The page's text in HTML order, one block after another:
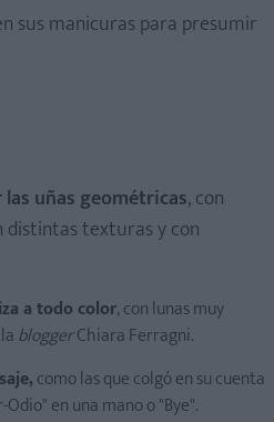
sus manicuras para presumir
uñas geométricas, con
distintas texturas y con
a todo color, con lunas muy
bloggerChiara Ferragni.
como las que colgó en su cuenta
en una mano o "Bye".